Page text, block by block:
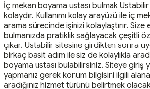
İç mekan boyama ustası bulmak
kolaydır. Kullanımı kolay arayüzü ile iç
arama sürecinde işinizi kolaylaştırır. Size
bulmanızda pratiklik sağlayacak çeşitli
çıkar. Ustabilir sitesine girdikten sonra
birkaç basit adım ile siz de kolaylıkla
boyama ustası bulabilirsiniz. Siteye giriş
yapmanız gerek konum bilgisini ilgili
aradığınız hizmet türünü belirtmek